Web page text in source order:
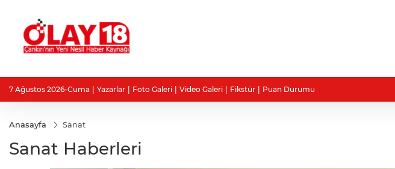
7 Ağustos 2026-Cuma Yazarlar Foto Galeri Video Galeri Fikstür Puan Durumu
Anasayfa Sanat
Sanat Haberleri